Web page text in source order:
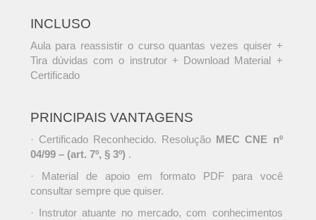
INCLUSO
Aula para reassistir o curso quantas vezes quiser +
Tira dúvidas com o instrutor + Download Material +
Certificado
PRINCIPAIS VANTAGENS
· Certificado Reconhecido. Resolução MEC CNE nº
04/99 – (art. 7º, § 3º) .
· Material de apoio em formato PDF para você
consultar sempre que quiser.
· Instrutor atuante no mercado, com conhecimentos